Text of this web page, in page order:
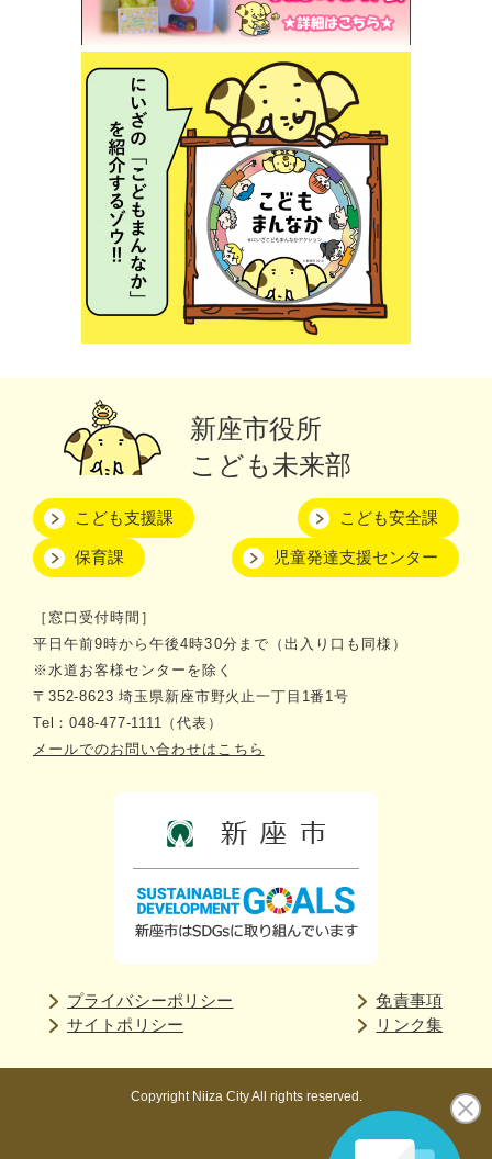
新座市役所
こども未来部
こども支援課
保育課
こども安全課
児童発達支援センター
［窓口受付時間］
平日午前9時から午後4時30分まで（出入り口も同様）
※水道お客様センターを除く
〒352-8623 埼玉県新座市野火止一丁目1番1号
Tel：048-477-1111（代表）
メールでのお問い合わせはこちら
プライバシーポリシー
免責事項
サイトポリシー
リンク集
Copyright Niiza City All rights reserved.